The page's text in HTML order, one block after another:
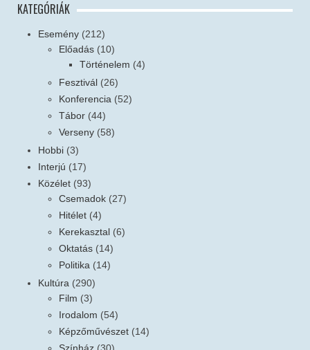
KATEGÓRIÁK
Esemény (212)
Előadás (10)
Történelem (4)
Fesztivál (26)
Konferencia (52)
Tábor (44)
Verseny (58)
Hobbi (3)
Interjú (17)
Közélet (93)
Csemadok (27)
Hitélet (4)
Kerekasztal (6)
Oktatás (14)
Politika (14)
Kultúra (290)
Film (3)
Irodalom (54)
Képzőművészet (14)